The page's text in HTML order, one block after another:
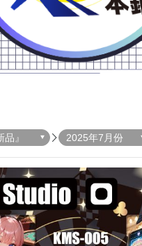
品』 2025年7月份